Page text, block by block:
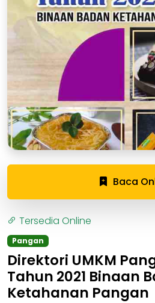
Baca
Tersedia Online
Pangan
Direktori UMKM
Tahun 2021 Binaan
Ketahanan Pangan